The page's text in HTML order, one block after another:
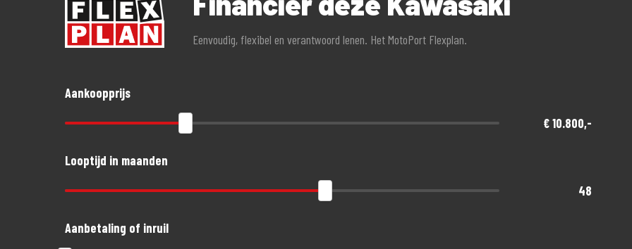
- Geen alarmverplichting!
- 3 jaar aanschaf- of taxatiewaardevergoeding mogelijk. Geen afschrijving!
Eenvoudig, flexibel en verantwoord lenen. Het MotoPort Flexplan.
Aankoopprijs
€ 10.800,-
Looptijd in maanden
48
Aanbetaling of inruil